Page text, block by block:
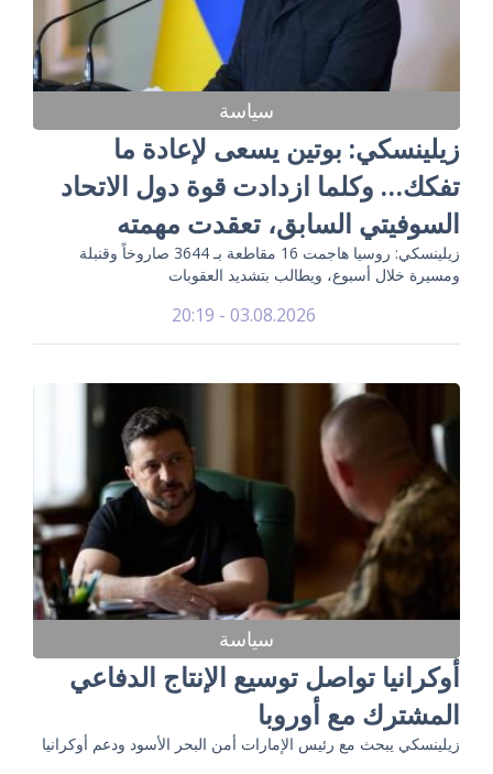
سياسة
زيلينسكي: بوتين يسعى لإعادة ما
تفكك… وكلما ازدادت قوة دول الاتحاد
السوفيتي السابق، تعقدت مهمته
زيلينسكي: روسيا هاجمت 16 مقاطعة بـ 3644 صاروخاً وقنبلة
ومسيرة خلال أسبوع، ويطالب بتشديد العقوبات
03.08.2026 - 20:19
سياسة
أوكرانيا تواصل توسيع الإنتاج الدفاعي
المشترك مع أوروبا
زيلينسكي يبحث مع رئيس الإمارات أمن البحر الأسود ودعم أوكرانيا